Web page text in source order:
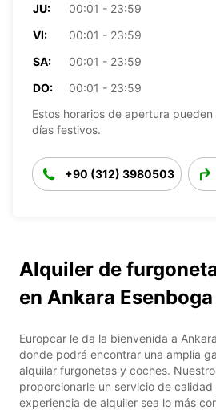
JU:
00:01 - 23:59
VI:
00:01 - 23:59
SA:
00:01 - 23:59
DO:
00:01 - 23:59
Estos horarios de apertura
días festivos.
+90 (312) 3980503
Alquiler de
en Ankara
Europcar le da la bienvenida a
donde podrá encontrar una amplia
alquilar furgonetas y coches.
proporcionarle un servicio de
experiencia de alquiler sea lo más